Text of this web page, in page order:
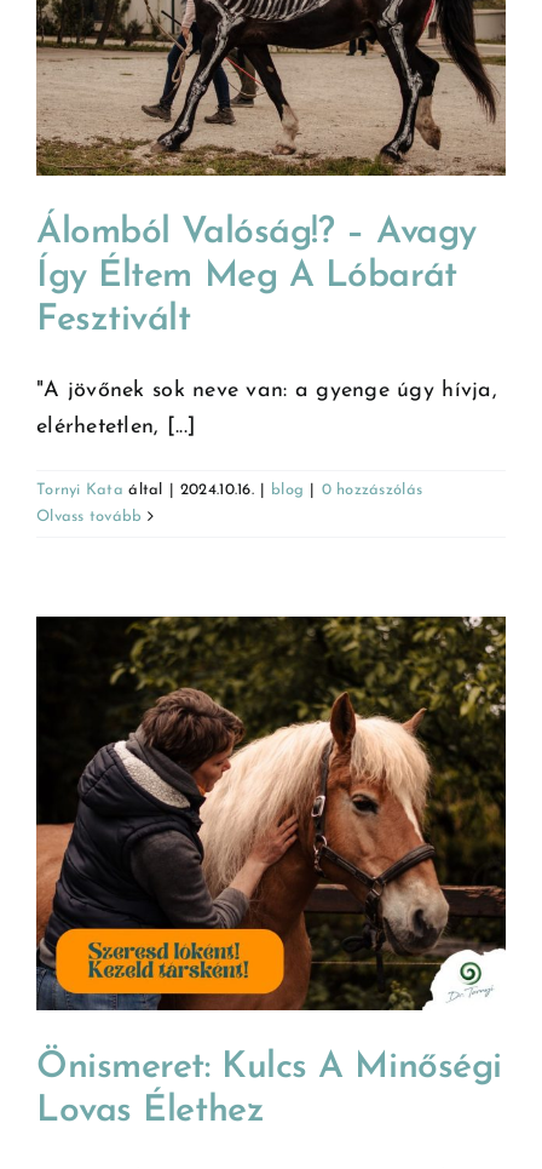
Álomból Valóság!? – Avagy
Így Éltem Meg A Lóbarát
Fesztivált
"A jövőnek sok neve van: a gyenge úgy hívja,
elérhetetlen, [...]
Tornyi Kata által 2024.10.16. blog
0 hozzászólás
Olvass tovább
Önismeret: Kulcs A Minőségi
Lovas Élethez